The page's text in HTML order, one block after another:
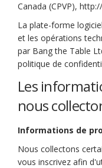
Canada (CPVP),
La plate-forme
et les opérations
par Bang the Table
politique de
Les
nous
Informations de
Nous collectons
vous inscrivez afin